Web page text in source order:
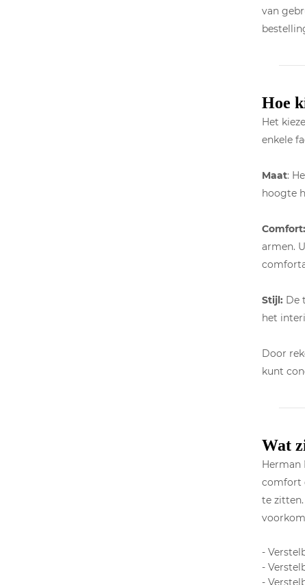
van
Hoe
Het
enkele
Maat:
hoogte
Comfort:
armen.
Stijl: De
het
Door
kunt
Wat
Herman
comfort
te
-
-
-